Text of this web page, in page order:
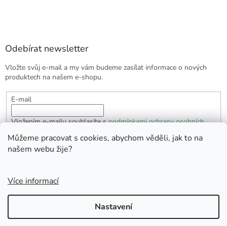
Můžeme pracovat s cookies, abychom věděli, jak to na
našem webu žije?
Více informací
Nastavení
Odebírat newsletter
Vložte svůj e-mail a my vám budeme zasílat informace o nových
produktech na našem e-shopu.
E-mail
Vložením e-mailu souhlasíte spodmínkami ochrany osobních
PŘIHLÁSIT SE